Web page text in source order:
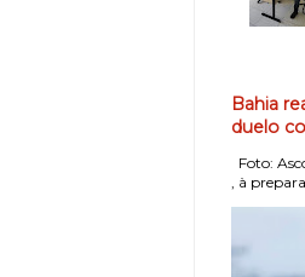
Bahia
duelo
Foto:
, à